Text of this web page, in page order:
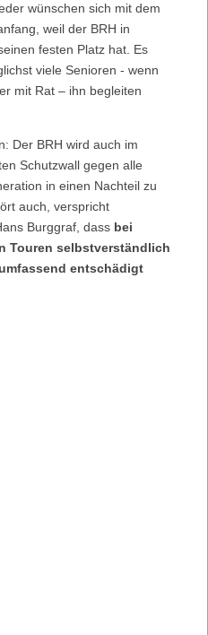
wünschen sich mit dem
weil der BRH in
festen Platz hat. Es
viele Senioren - wenn
mit Rat – ihn begleiten
Der BRH wird auch im
Schutzwall gegen alle
in einen Nachteil zu
auch, verspricht
Burggraf, dass bei
Touren selbstverständlich
entschädigt